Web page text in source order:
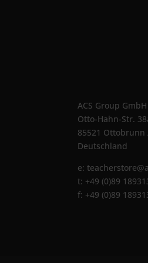
ACS Group GmbH
Otto-Hahn-Str.
85521 Ottobrunn
Deutschland
e:
t: +49 (0)89
f: +49 (0)89